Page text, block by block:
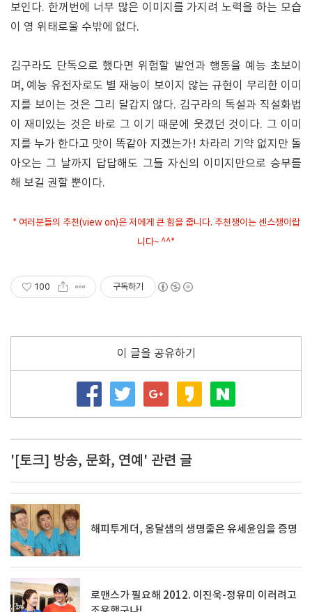
보인다. 한꺼번에 너무 많은 이미지를 가지려 노력을 하는 모습
이 영 위태로울 수밖에 없다.
김구라도 단독으로 했다면 위험할 발언과 행동을 예능 초보이
며, 예능 유전자로도 별 재능이 보이지 않는 규현이 무리한 이미
지를 보이는 것은 그리 달갑지 않다. 김구라의 독설과 직설화법
이 재미있는 것은 바로 그 이기 때문에 웃겼던 것이다. 그 이미
지를 누가 한다고 맛이 똑같아 지겠는가! 차라리 기약 없지만 돌
아오는 그 날까지 답답해도 그들 자신의 이미지만으로 승부를
해 보길 권할 뿐이다.
* 여러분들의 추천(view on)은 저에게 큰 힘을 줍니다. 추천쟁이는 센스쟁이랍
니다~ ^^*
100 구독하기
이 글을 공유하기
'[토크] 방송, 문화, 연예' 관련 글
해피투게더, 옹달샘의 생명줄은 유세윤임을 증명
로맨스가 필요해 2012. 이진욱-정유미 이러려고